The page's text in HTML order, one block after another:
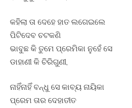
କହିଲା ତା ଦେହେ ହାତ ଲଗେଇଲେ
ପିଟିଦେବ ଚଟକଣି
ଭାବୁଛ କି ତୁମେ ପ୍ରେମିକା ନୁହେଁ ସେ
ଡାହାଣୀ କି ଚିରିଗୁଣୀ,
ନାହିଁନାହିଁ ବନ୍ଧୁ ସେ କାବ୍ୟ ନାୟିକା
ପ୍ରେମ ତାର ଦେହାତୀତ